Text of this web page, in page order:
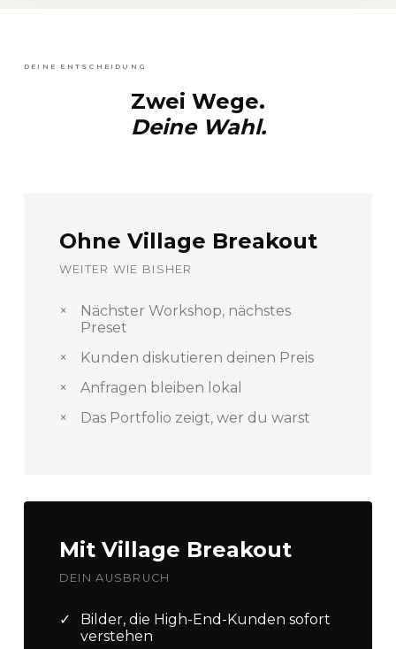
DEINE ENTSCHEIDUNG
Zwei Wege.
Deine Wahl.
Ohne Village Breakout
WEITER WIE BISHER
×
Nächster Workshop, nächstes
Preset
×
Kunden diskutieren deinen Preis
×
Anfragen bleiben lokal
×
Das Portfolio zeigt, wer du warst
Mit Village Breakout
DEIN AUSBRUCH
✓
Bilder, die High-End-Kunden sofort
verstehen